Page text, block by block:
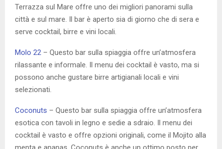
Terrazza sul Mare offre uno dei migliori panorami sulla
città e sul mare. Il bar è aperto sia di giorno che di sera e
serve cocktail, birre e vini locali.
Molo 22 – Questo bar sulla spiaggia offre un’atmosfera
rilassante e informale. Il menu dei cocktail è vasto, ma si
possono anche gustare birre artigianali locali e vini
selezionati.
Coconuts – Questo bar sulla spiaggia offre un’atmosfera
esotica con tavoli in legno e sedie a sdraio. Il menu dei
cocktail è vasto e offre opzioni originali, come il Mojito alla